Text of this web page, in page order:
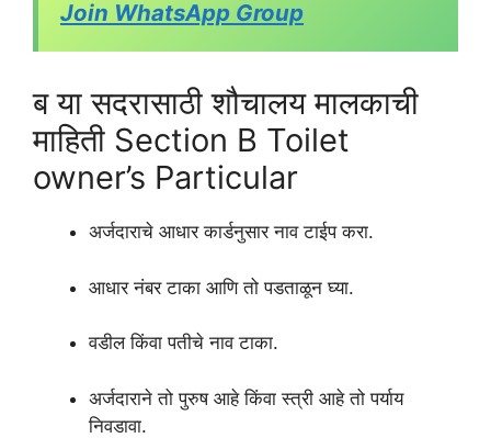
Join WhatsApp Group
ब या सदरासाठी शौचालय मालकाची
माहिती Section B Toilet
owner’s Particular
अर्जदाराचे आधार कार्डनुसार नाव टाईप करा.
आधार नंबर टाका आणि तो पडताळून घ्या.
वडील किंवा पतीचे नाव टाका.
अर्जदाराने तो पुरुष आहे किंवा स्त्री आहे तो पर्याय
निवडावा.